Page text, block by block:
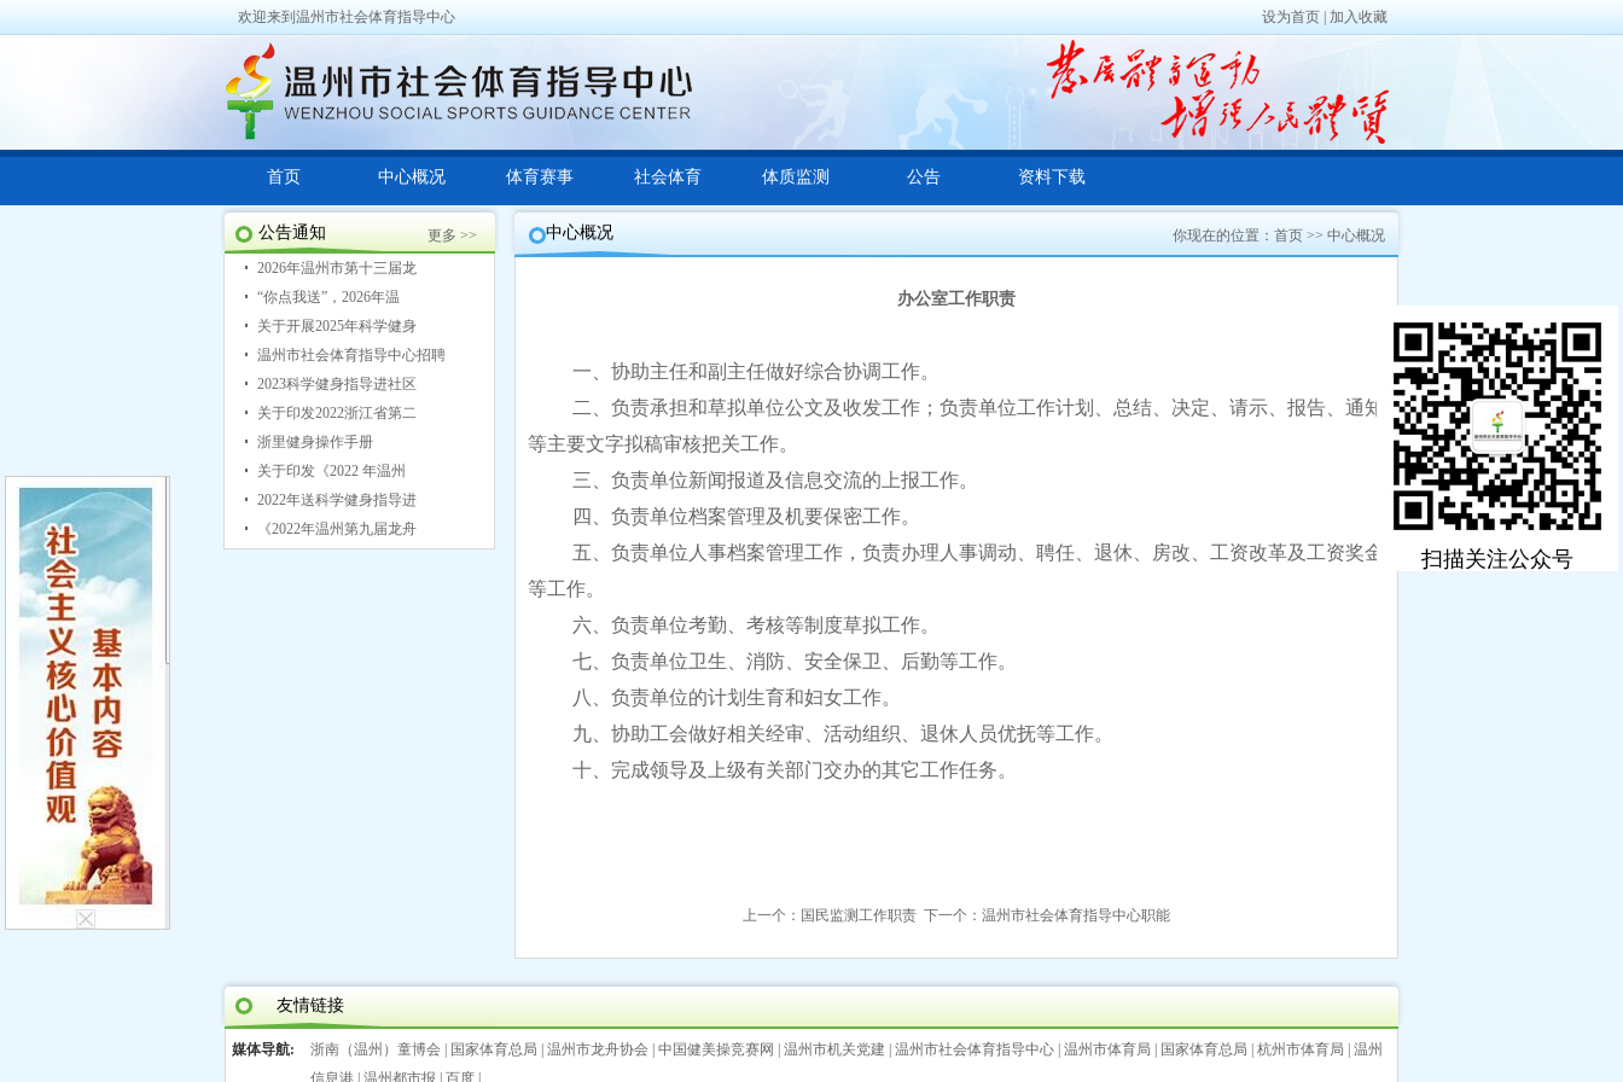
欢迎来到温州市社会体育指导中心 设为首页 加入收藏
首页 中心概况 体育赛事 社会体育 体质监测 公告 资料下载
公告通知
更多 >>
2026年温州市第十三届龙
“你点我送”，2026年温
关于开展2025年科学健身
温州市社会体育指导中心招聘
2023科学健身指导进社区
关于印发2022浙江省第二
浙里健身操作手册
关于印发《2022 年温州
2022年送科学健身指导进
《2022年温州第九届龙舟
中心概况 你现在的位置： 首页 >> 中心概况
办公室工作职责
一、协助主任和副主任做好综合协调工作。
二、负责承担和草拟单位公文及收发工作；负责单位工作计划、总结、决定、请示、报告、通知
等主要文字拟稿审核把关工作。
三、负责单位新闻报道及信息交流的上报工作。
四、负责单位档案管理及机要保密工作。
五、负责单位人事档案管理工作，负责办理人事调动、聘任、退休、房改、工资改革及工资奖金
等工作。
六、负责单位考勤、考核等制度草拟工作。
七、负责单位卫生、消防、安全保卫、后勤等工作。
八、负责单位的计划生育和妇女工作。
九、协助工会做好相关经审、活动组织、退休人员优抚等工作。
十、完成领导及上级有关部门交办的其它工作任务。
上一个： 国民监测工作职责 下一个： 温州市社会体育指导中心职能
友情链接
媒体导航: 浙南（温州）童博会 国家体育总局 温州市龙舟协会 中国健美操竞赛网 温州市机关党建 温州市社会体育指导中心 温州市体育局 国家体育总局 杭州市体育局
温州
信息港 温州都市报 百度
扫描关注公众号